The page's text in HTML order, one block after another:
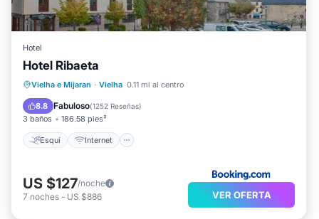
Hotel
Hotel Ribaeta
Vielha e Mijaran · Vielha 0.11 mi al centro
8.8 Fabuloso(1252 Reseñas)
3 baños 186.58 pies²
Esquí Internet
Esquí
Internet
Se admiten mascotas
US $127/noche
7 noches - US $886 VER OFERTA